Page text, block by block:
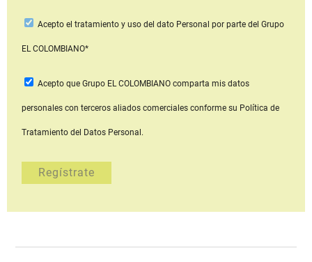
Acepto el tratamiento y uso del dato Personal por parte del Grupo
EL COLOMBIANO*
Acepto que Grupo EL COLOMBIANOcomparta mis datos
personales con terceros aliados comerciales conforme su Política de
Tratamiento del Datos Personal.